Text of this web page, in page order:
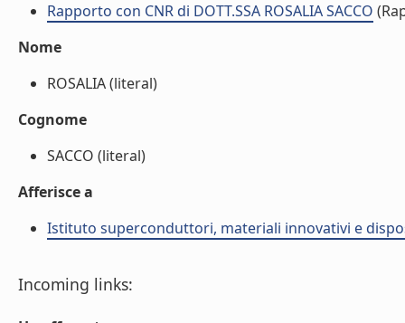
Rapporto con CNR di DOTT.SSA ROSALIA SACCO
Nome
ROSALIA (literal)
Cognome
SACCO (literal)
Afferisce a
Istituto superconduttori, materiali innovativi e
Incoming links: